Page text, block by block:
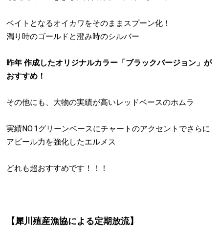
ベイトとなるオイカワをそのままスプーン化！
濁り時のゴールドと澄み時のシルバー
昨年 作成したオリジナルカラー「ブラックバージョン」が
おすすめ！
その他にも、大物の実績が高いレッドベースのホムラ
実績NO.1グリーンベースにチャートのアクセントでさらに
アピール力を強化したエルメス
どれも超おすすめです！！！
【犀川殖産漁協による定期放流】